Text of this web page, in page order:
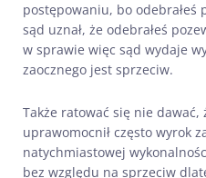
postępowaniu, bo odebrałeś
sąd uznał, że odebrałeś
w sprawie więc sąd wydaje
zaocznego jest sprzeciw.
Także ratować się nie dawać,
uprawomocnił często wyrok
natychmiastowej
bez względu na sprzeciw